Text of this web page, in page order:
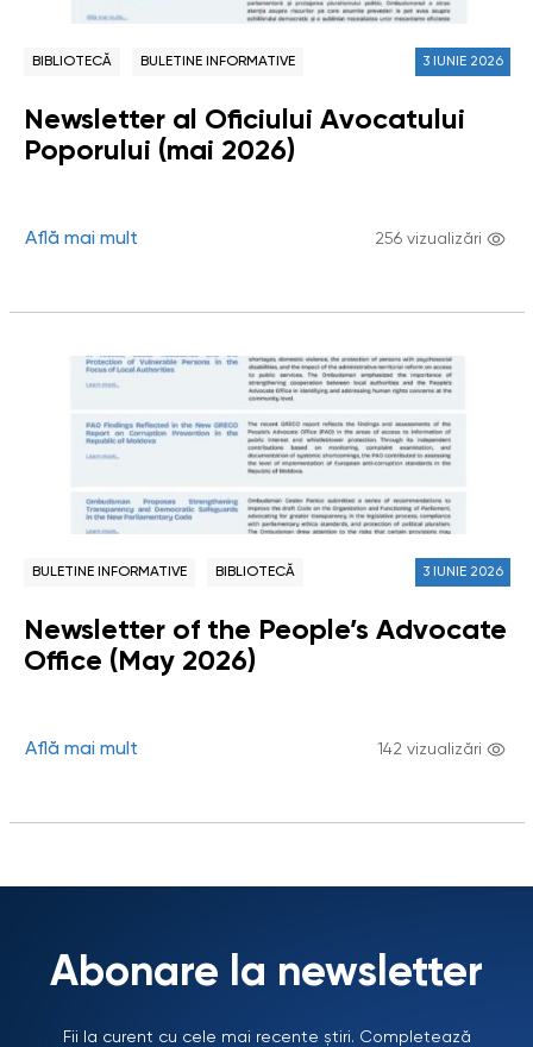
BIBLIOTECĂ BULETINE INFORMATIVE 3 IUNIE 2026
Newsletter al Oficiului Avocatului
Poporului (mai 2026)
Află mai mult 256 vizualizări
BULETINE INFORMATIVE BIBLIOTECĂ 3 IUNIE 2026
Newsletter of the People’s Advocate
Office (May 2026)
Află mai mult 142 vizualizări
Abonare la newsletter
Fii la curent cu cele mai recente știri. Completează